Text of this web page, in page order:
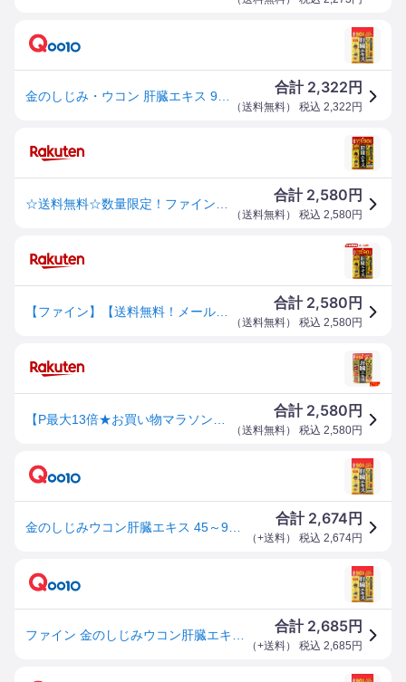
合計 2,322 円
（送料無料） 税込 2,322 円
合計 2,580 円
（送料無料） 税込 2,580円
合計 2,580 円
（送料無料） 税込 2,580円
合計 2,580 円
（送料無料） 税込 2,580円
合計 2,674 円
（+送料） 税込 2,674円
合計 2,685円
（+送料） 税込 2,685 円